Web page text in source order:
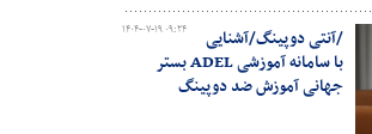
۱۴۰۴-۰۷-۱۹ ۰۹:۲۴
/آنتی دوپینگ/آشنایی
با سامانه آموزشی ADEL بستر
جهانی آموزش ضد دوپینگ